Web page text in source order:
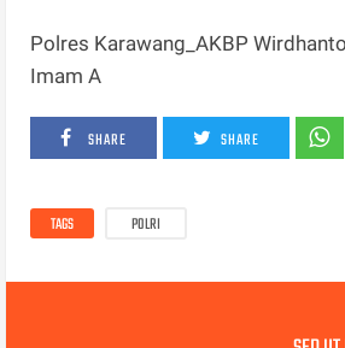
Polres Karawang_AKBP
Imam A
SHARE SHARE
TAGS POLRI